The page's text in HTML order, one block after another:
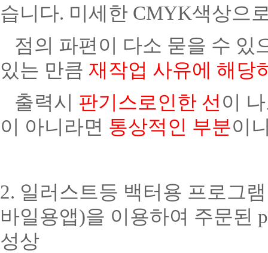
습니다. 미세한 CMYK색상으
점의 파편이 다소 묻을 수 있
있는 만큼 재작업 사유에 해당
출력시
판기스로인한 선 이
이 아니라면 통상적인 부분이
2. 일러스트등 백터용 프로그
바일용앱)을 이용하여 주문된
성상